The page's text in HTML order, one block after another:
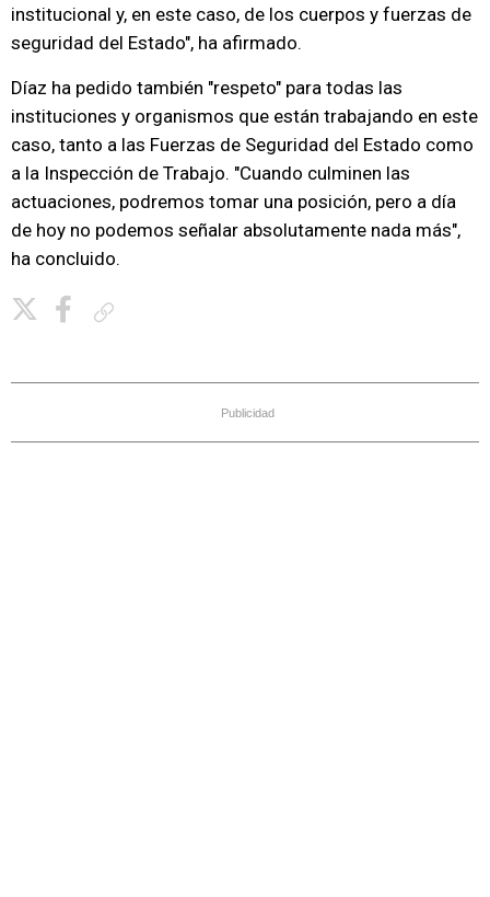
institucional y, en este caso, de los cuerpos y fuerzas de
seguridad del Estado", ha afirmado.
Díaz ha pedido también "respeto" para todas las
instituciones y organismos que están trabajando en este
caso, tanto a las Fuerzas de Seguridad del Estado como
a la Inspección de Trabajo. "Cuando culminen las
actuaciones, podremos tomar una posición, pero a día
de hoy no podemos señalar absolutamente nada más",
ha concluido.
Publicidad